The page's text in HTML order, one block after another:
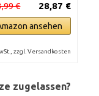
28,87 €
€
ansehen
zzgl. Versandkosten
zugelassen?